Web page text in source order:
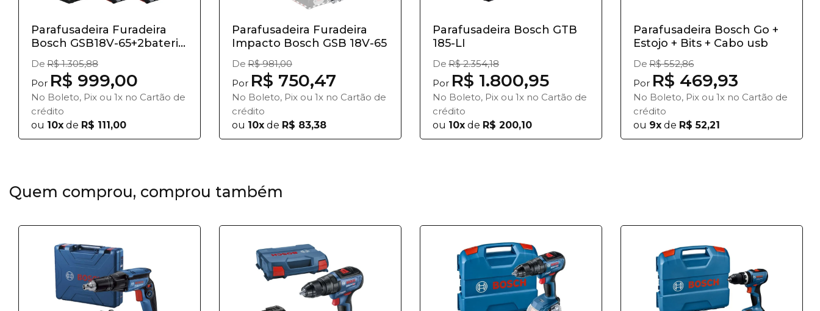
Parafusadeira Furadeira
Bosch GSB18V-65+2bateri...
De R$ 1.305,88
Por R$ 999,00
No Boleto, Pix ou 1x no Cartão de
crédito
ou 10x de R$ 111,00
Parafusadeira Furadeira
Impacto Bosch GSB 18V-65
De R$ 981,00
Por R$ 750,47
No Boleto, Pix ou 1x no Cartão de
crédito
ou 10x de R$ 83,38
Parafusadeira Bosch GTB
185-LI
De R$ 2.354,18
Por R$ 1.800,95
No Boleto, Pix ou 1x no Cartão de
crédito
ou 10x de R$ 200,10
Parafusadeira Bosch Go +
Estojo + Bits + Cabo usb
De R$ 552,86
Por R$ 469,93
No Boleto, Pix ou 1x no Cartão de
crédito
ou 9x de R$ 52,21
Quem comprou, comprou também